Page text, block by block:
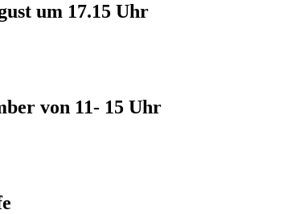
um 17.15 Uhr
von 11- 15 Uhr